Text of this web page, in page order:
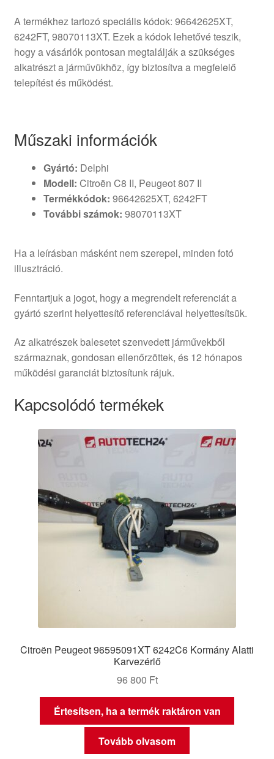
A termékhez tartozó speciális kódok: 96642625XT,
6242FT, 98070113XT. Ezek a kódok lehetővé teszik,
hogy a vásárlók pontosan megtalálják a szükséges
alkatrészt a járművükhöz, így biztosítva a megfelelő
telepítést és működést.
Műszaki információk
Gyártó: Delphi
Modell: Citroën C8 II, Peugeot 807 II
Termékkódok: 96642625XT, 6242FT
További számok: 98070113XT
Ha a leírásban másként nem szerepel, minden fotó
illusztráció.
Fenntartjuk a jogot, hogy a megrendelt referenciát a
gyártó szerint helyettesítő referenciával helyettesítsük.
Az alkatrészek balesetet szenvedett járművekből
származnak, gondosan ellenőrzöttek, és 12 hónapos
működési garanciát biztosítunk rájuk.
Kapcsolódó termékek
Citroën Peugeot 96595091XT 6242C6 Kormány Alatti
Karvezérlő
96 800 Ft
Értesítsen, ha a termék raktáron van
Tovább olvasom